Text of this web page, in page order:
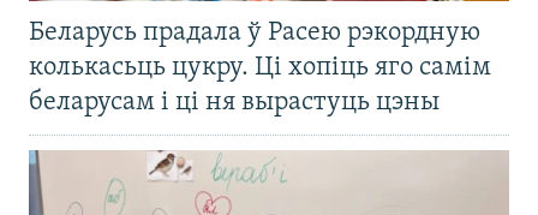
Беларусь прадала ў Расею рэкордную
колькасьць цукру. Ці хопіць яго самім
беларусам і ці ня вырастуць цэны